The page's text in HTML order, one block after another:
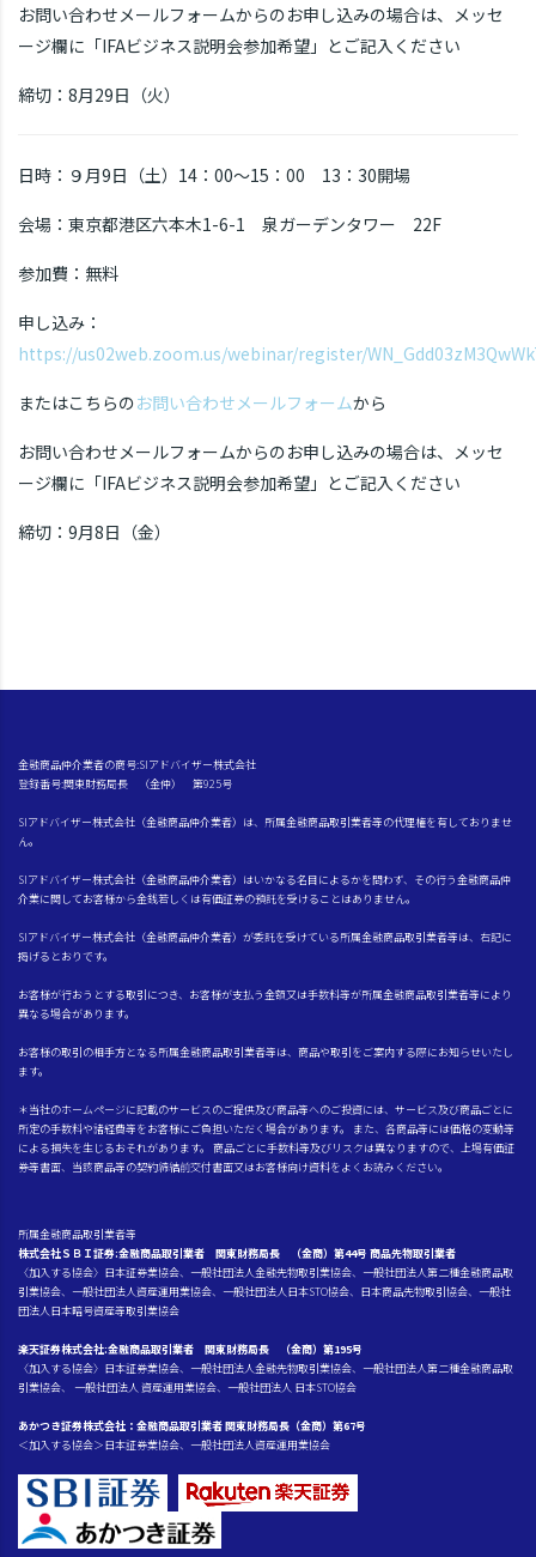
お問い合わせメールフォームからのお申し込みの場合は、メッセ
ージ欄に「IFAビジネス説明会参加希望」とご記入ください
締切：8月29日（火）
日時：９月9日（土）14：00～15：00 13：30開場
会場：東京都港区六本木1-6-1 泉ガーデンタワー 22F
参加費：無料
申し込み：
https://us02web.zoom.us/webinar/register/
またはこちらのお問い合わせメールフォームから
お問い合わせメールフォームからのお申し込みの場合は、メッセ
ージ欄に「IFAビジネス説明会参加希望」とご記入ください
締切：9月8日（金）
金融商品仲介業者の商号:SIアドバイザー株式会社
登録番号:関東財務局長 （金仲） 第925号
SIアドバイザー株式会社（金融商品仲介業者）は、所属金融商品取引業者等の代理権を有しておりませ
ん。
SIアドバイザー株式会社（金融商品仲介業者）はいかなる名目によるかを問わず、その行う金融商品仲
介業に関してお客様から金銭若しくは有価証券の預託を受けることはありません。
SIアドバイザー株式会社（金融商品仲介業者）が委託を受けている所属金融商品取引業者等は、右記に
掲げるとおりです。
お客様が行おうとする取引につき、お客様が支払う金額又は手数料等が所属金融商品取引業者等により
異なる場合があります。
お客様の取引の相手方となる所属金融商品取引業者等は、商品や取引をご案内する際にお知らせいたし
ます。
＊当社のホームページに記載のサービスのご提供及び商品等へのご投資には、サービス及び商品ごとに
所定の手数料や諸経費等をお客様にご負担いただく場合があります。 また、各商品等には価格の変動等
による損失を生じるおそれがあります。 商品ごとに手数料等及びリスクは異なりますので、上場有価証
券等書面、当該商品等の契約締結前交付書面又はお客様向け資料をよくお読みください。
所属金融商品取引業者等
株式会社ＳＢＩ証券:金融商品取引業者 関東財務局長 （金商）第44号 商品先物取引業者
〈加入する協会〉日本証券業協会、一般社団法人金融先物取引業協会、一般社団法人第二種金融商品取
引業協会、一般社団法人資産運用業協会、一般社団法人日本STO協会、日本商品先物取引協会、一般社
団法人日本暗号資産等取引業協会
楽天証券株式会社:金融商品取引業者 関東財務局長 （金商）第195号
〈加入する協会〉日本証券業協会、一般社団法人金融先物取引業協会、一般社団法人第二種金融商品取
引業協会、 一般社団法人 資産運用業協会、一般社団法人 日本STO協会
あかつき証券株式会社：金融商品取引業者 関東財務局長（金商）第67号
＜加入する協会＞日本証券業協会、一般社団法人資産運用業協会